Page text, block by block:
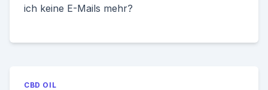
ich keine E-Mails mehr?
CBD OIL